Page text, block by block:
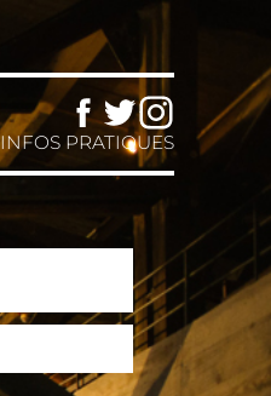
Facebook
TwitterInstagram
INFOS PRATIQUES